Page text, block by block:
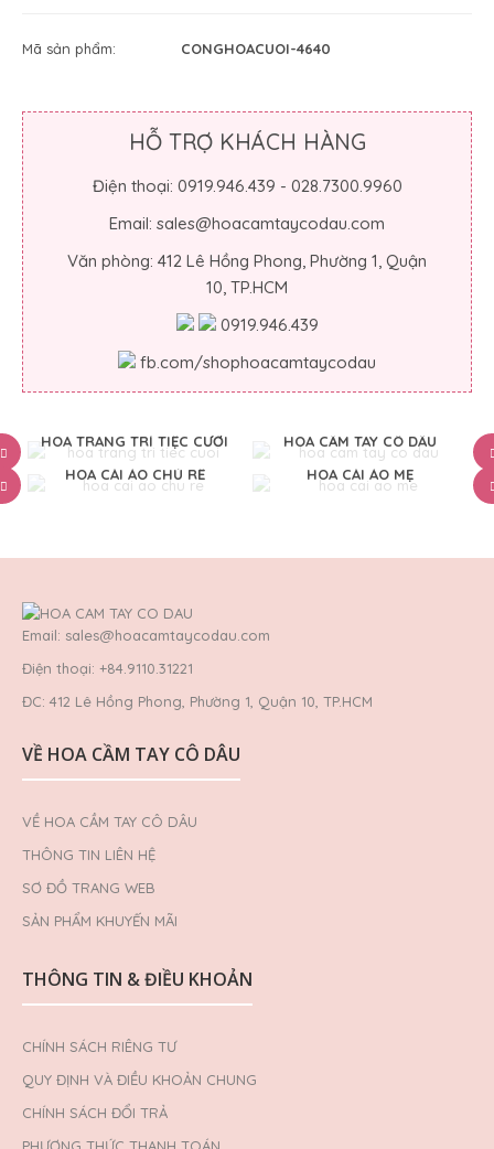
Mã sản phẩm: CONGHOACUOI-4640
HỖ TRỢ KHÁCH HÀNG
Điện thoại: 0919.946.439 - 028.7300.9960
Email: sales@hoacamtaycodau.com
Văn phòng: 412 Lê Hồng Phong, Phường 1, Quận
10, TP.HCM
0919.946.439
fb.com/shophoacamtaycodau
HOA TRANG TRÍ TIỆC CƯỚI
HOA CẦM TAY CÔ DÂU
HOA CÀI ÁO CHÚ RỂ
HOA CÀI ÁO MẸ
Email: sales@hoacamtaycodau.com
Điện thoại: +84.9110.31221
ĐC: 412 Lê Hồng Phong, Phường 1, Quận 10, TP.HCM
VỀ HOA CẦM TAY CÔ DÂU
VỀ HOA CẦM TAY CÔ DÂU
THÔNG TIN LIÊN HỆ
SƠ ĐỒ TRANG WEB
SẢN PHẨM KHUYẾN MÃI
THÔNG TIN & ĐIỀU KHOẢN
CHÍNH SÁCH RIÊNG TƯ
QUY ĐỊNH VÀ ĐIỀU KHOẢN CHUNG
CHÍNH SÁCH ĐỔI TRẢ